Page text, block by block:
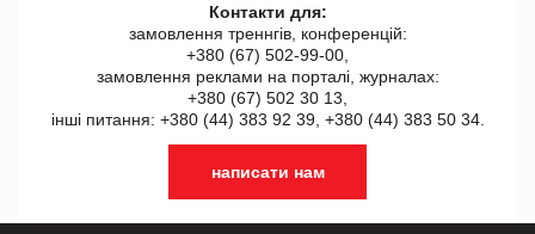
Контакти для:
замовлення треннгів, конференцій:
+380 (67) 502-99-00,
замовлення реклами на порталі, журналах:
+380 (67) 502 30 13,
інші питання: +380 (44) 383 92 39, +380 (44) 383 50 34.
написати нам